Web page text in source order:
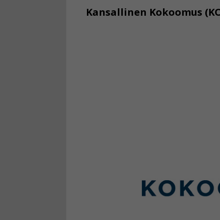
Kansallinen Kokoomus